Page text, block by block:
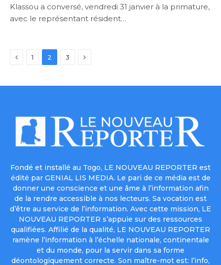
Klassou a conversé, vendredi 31 janvier à la primature,
avec le représentant résident…
Previous
1 2 3 Next
Fondé et installé au Togo, LE NOUVEAU REPORTER est
édité par GENIAL LIS MEDIA. Le pari de ce média est de
donner une conscience et une âme à l’information afin
de la rendre accessible à nos lecteurs. Sa vocation est
d’être au service de l’information. Avec cette mission, LE
NOUVEAU REPORTER s’appuie sur des ressources
qualifiées. Affilié de la qualité, LE NOUVEAU REPORTER
ramène l’information à l’échelle nationale, continentale
et du monde, pour la servir dans sa forme
déontologiquement correcte. Son maître-mot est: l’info,